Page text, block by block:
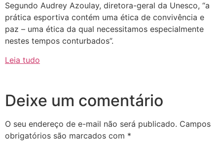
Segundo Audrey Azoulay, diretora-geral da Unesco, “a
prática esportiva contém uma ética de convivência e
paz – uma ética da qual necessitamos especialmente
nestes tempos conturbados”.
Leia tudo
Deixe um comentário
O seu endereço de e-mail não será publicado. Campos
obrigatórios são marcados com *